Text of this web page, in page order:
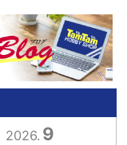
2026. 9